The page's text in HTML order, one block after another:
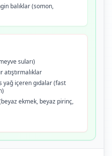
balıklar (somon,
suları)
atıştırmalıklar
yağ içeren gıdalar (fast
ekmek, beyaz pirinç,